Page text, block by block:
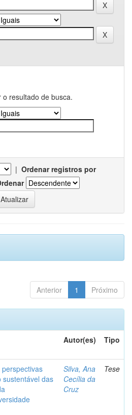
resultado de busca.
| Ordenar registros por
Anterior 1 Próximo
Autor(es) Tipo
sustentável das
Silva, Ana
Cecília da
Cruz
Tese